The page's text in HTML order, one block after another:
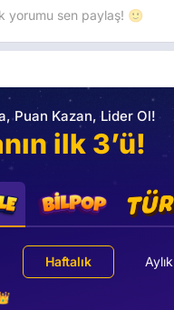
Puan Kazan, Lider Ol!
ilk 3’ü!
Haftalık Aylık